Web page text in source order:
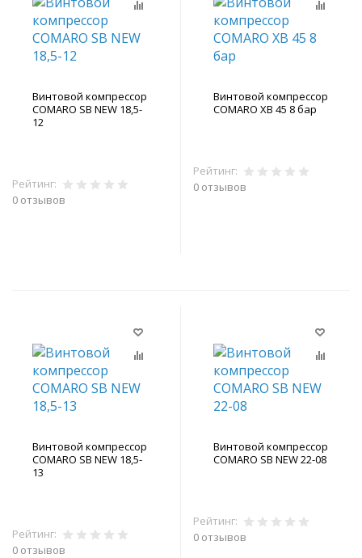
Винтовой компрессор
COMARO SB NEW 18,5-
12
Рейтинг:
0 отзывов
Винтовой компрессор
COMARO XB 45 8 бар
Рейтинг:
0 отзывов
Винтовой компрессор
COMARO SB NEW 18,5-
13
Рейтинг:
0 отзывов
Винтовой компрессор
COMARO SB NEW 22-08
Рейтинг:
0 отзывов